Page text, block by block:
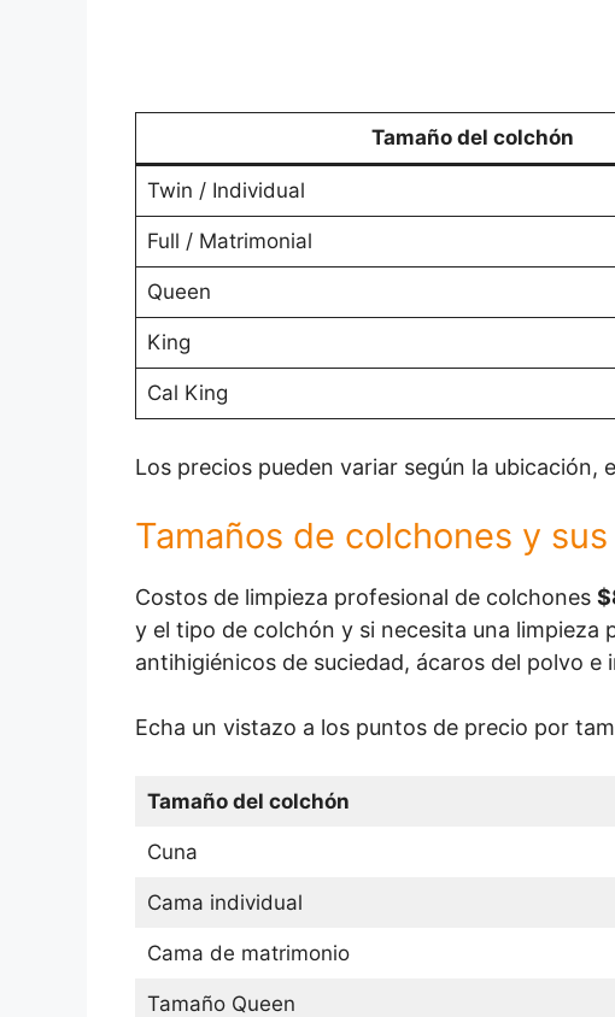
Tamaño del colchón
Twin / Individual
Full / Matrimonial
Queen
King
Cal King
Los precios pueden variar según la
Tamaños de colchones y
Costos de limpieza profesional de colchones
y el tipo de colchón y si necesita una limpieza
antihigiénicos de suciedad, ácaros del polvo e
Echa un vistazo a los puntos de precio por
Tamaño del colchón
Cuna
Cama individual
Cama de matrimonio
Tamaño Queen